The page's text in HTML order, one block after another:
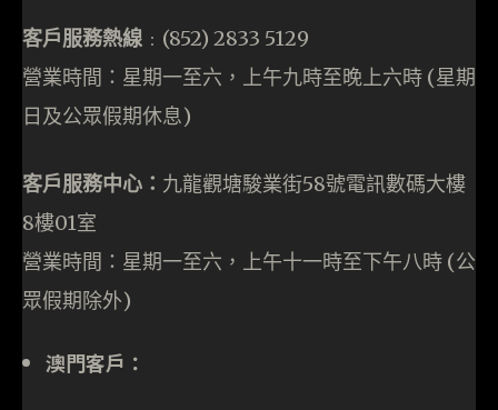
客戶服務熱線 ﹕(852) 2833 5129
營業時間：星期一至六，上午九時至晚上六時 (星期
日及公眾假期休息)
客戶服務中心： 九龍觀塘駿業街58號電訊數碼大樓
8樓01室
營業時間：星期一至六，上午十一時至下午八時 (公
眾假期除外)
澳門客戶：